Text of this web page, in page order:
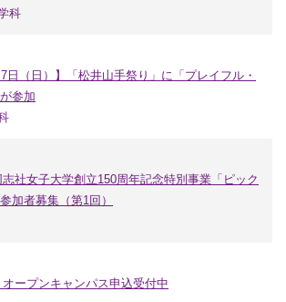
科
7日（日）】「松井山手祭り」に「プレイフル・
参加
志社女子大学創立150周年記念特別事業「ピック
加者募集（第1回）
ープンキャンパス申込受付中